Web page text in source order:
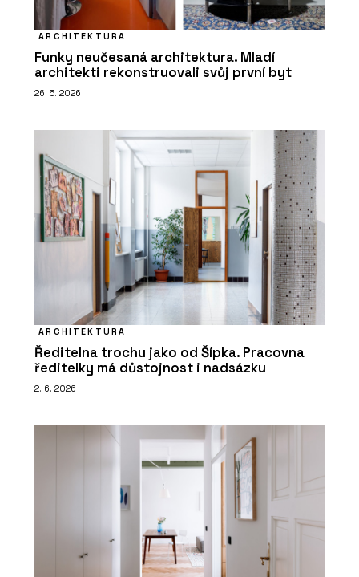
ARCHITEKTURA
Funky neučesaná architektura. Mladí
architekti rekonstruovali svůj první byt
26. 5. 2026
ARCHITEKTURA
Ředitelna trochu jako od Šípka. Pracovna
ředitelky má důstojnost i nadsázku
2. 6. 2026